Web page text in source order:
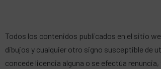
Todos los contenidos publicados en el sitio
dibujos y cualquier otro signo susceptible de
concede licencia alguna o se efectúa